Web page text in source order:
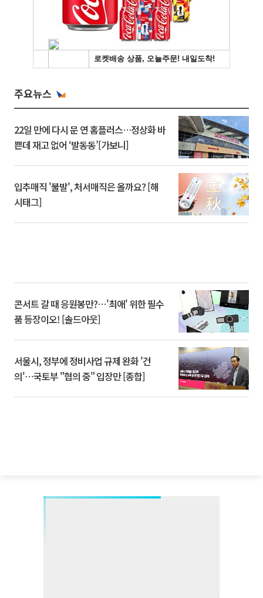
주요뉴스
22일 만에 다시 문 연 홈플러스…정상화 바
쁜데 재고 없어 ‘발동동’[가보니]
입추매직 '불발', 처서매직은 올까요? [해
시태그]
콘서트 갈 때 응원봉만?⋯'최애' 위한 필수
품 등장이오! [솔드아웃]
서울시, 정부에 정비사업 규제 완화 '건
의'⋯국토부 "협의 중" 입장만 [종합]